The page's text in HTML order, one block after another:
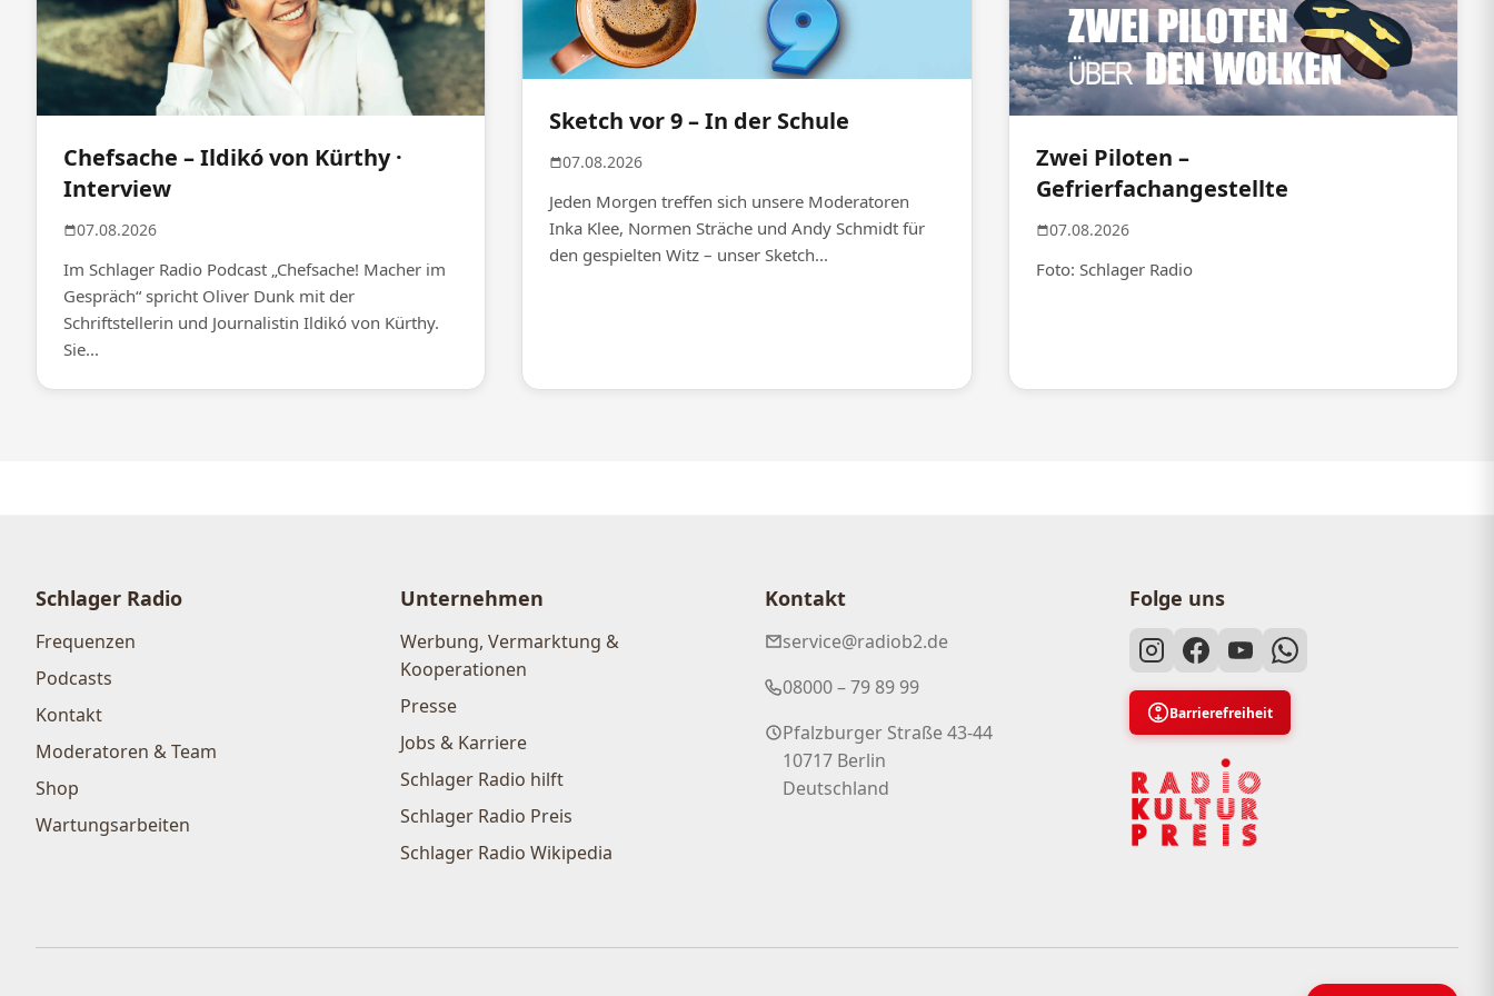
Chefsache – Ildikó von Kürthy ·
Interview
07.08.2026
Im Schlager Radio Podcast „Chefsache! Macher im
Gespräch“ spricht Oliver Dunk mit der
Schriftstellerin und Journalistin Ildikó von Kürthy.
Sie...
Sketch vor 9 – In der Schule
07.08.2026
Jeden Morgen treffen sich unsere Moderatoren
Inka Klee, Normen Sträche und Andy Schmidt für
den gespielten Witz – unser Sketch...
Zwei Piloten –
Gefrierfachangestellte
07.08.2026
Foto: Schlager Radio
Schlager Radio
Frequenzen
Podcasts
Kontakt
Moderatoren & Team
Shop
Wartungsarbeiten
Unternehmen
Werbung, Vermarktung &
Kooperationen
Presse
Jobs & Karriere
Schlager Radio hilft
Schlager Radio Preis
Schlager Radio Wikipedia
Kontakt
service@radiob2.de
08000 – 79 89 99
Pfalzburger Straße 43-44
10717 Berlin
Deutschland
Folge uns
Barrierefreiheit